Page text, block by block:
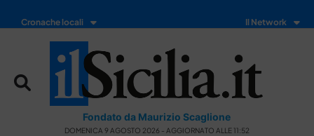
Cronache locali Il Network
Fondato da Maurizio Scaglione
DOMENICA 9 AGOSTO 2026 - AGGIORNATO ALLE 11:52